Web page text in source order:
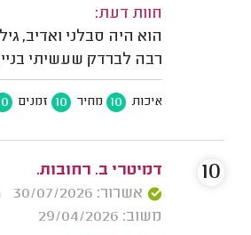
חוות דעת:
הוא היה סבלני ואדיב,
רבה לברדק שעשיתי
איכות 10 מחיר 10 זמנים
דמיטרי ב. רחובות.
אשרור: 30/07/2026
משוב: 29/04/2026
10